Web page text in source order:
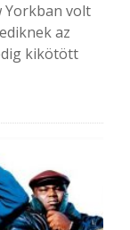
Yorkban volt
az
kikötött